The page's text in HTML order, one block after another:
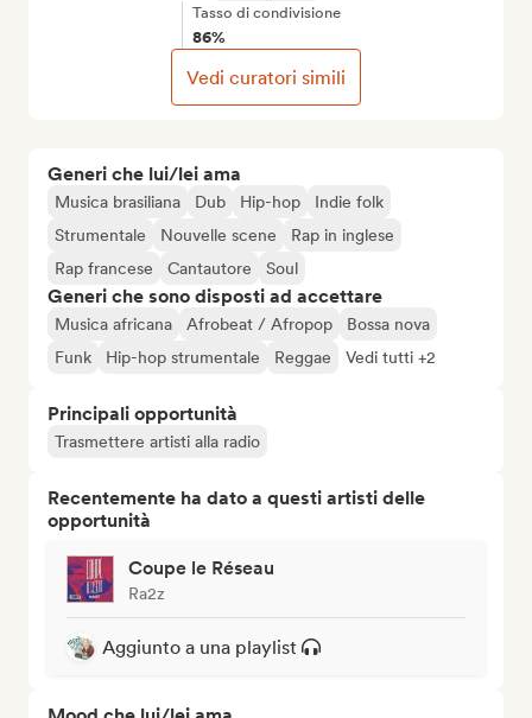
Generi che lui/lei ama
Musica brasiliana Dub Hip-hop
Indie folk
Strumentale
Nouvelle scene
Rap in inglese
Rap francese
Cantautore Soul
Generi che sono disposti ad accettare
Musica africana Afrobeat / Afropop
Bossa nova
Funk
Hip-hop strumentale Reggae Vedi tutti +2
Principali opportunità
Trasmettere artisti alla radio
Recentemente ha dato a questi artisti delle
opportunità
Coupe le Réseau
Ra2z
Aggiunto a una playlist
Tasso di condivisione
86%
Vedi curatori simili